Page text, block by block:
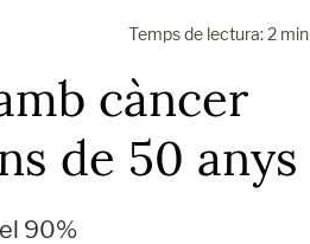
Temps de lectura: 2 min
càncer
de 50 anys
90%